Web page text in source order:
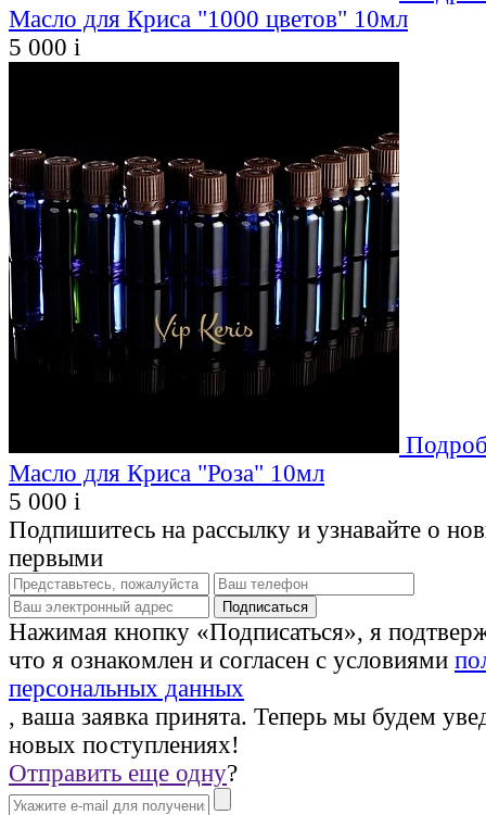
Масло для Криса "1000 цветов" 10мл
5 000 i
Масло для Криса "Роза" 10мл
5 000 i
Подпишитесь на рассылку и узнавайте о
первыми
Нажимая кнопку «Подписаться», я
что я ознакомлен и согласен с условиями
персональных данных
, ваша заявка принята. Теперь мы будем
новых поступлениях!
Отправить еще одну?